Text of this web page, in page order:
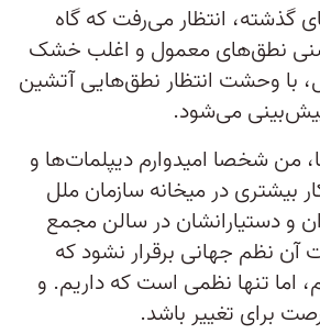
انتظار می‌رفت که گاه
نطق‌های معمول و اغلب خشک
با وحشت انتظار نطق‌هایی آتشین
پیش‌بینی می‌شود.
من شخصا امیدوارم دیپلمات‌ها و
بیشتری در میخانه سازمان ملل
و دستیارانشان در سالن مجمع
نظم جهانی برقرار نشود که
تنها نظمی است که داریم. و
برای تغییر باشد.